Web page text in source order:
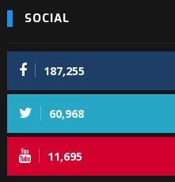
SOCIAL
187,255
60,968
11,695